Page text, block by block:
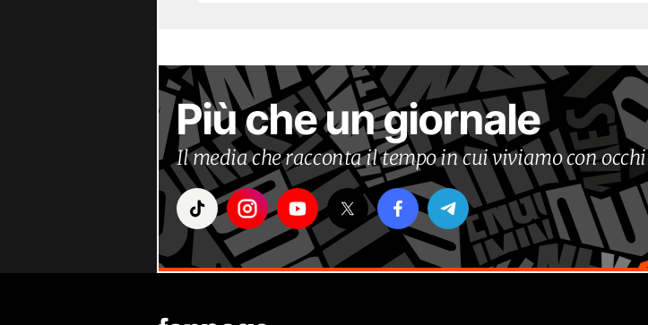
Più che un giornale
Il media che racconta il tempo in cui viviamo con